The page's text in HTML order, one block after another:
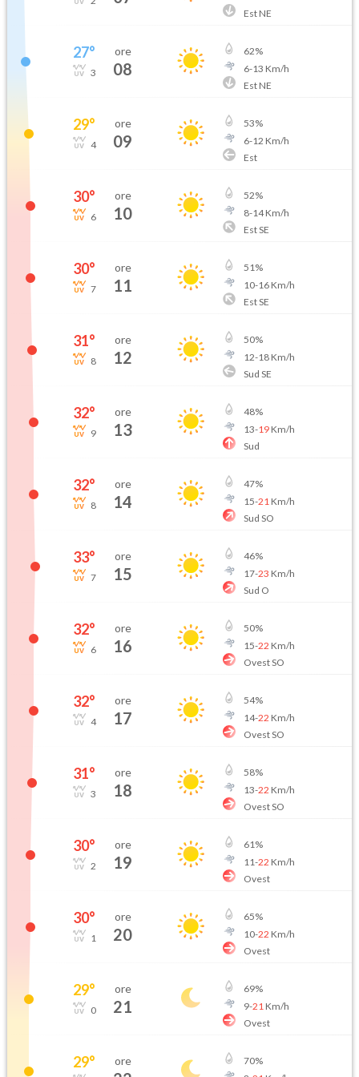
Est NE
27°
3
ore
08
62%
6-13 Km/h
Est NE
29°
4
ore
09
53%
6-12 Km/h
Est
30°
6
ore
10
52%
8-14Km/h
Est SE
30°
7
ore
11
51%
10-16Km/h
Est SE
31°
8
ore
12
50%
12-18Km/h
Sud SE
32°
9
ore
13
48%
13-19Km/h
Sud
32°
8
ore
14
47%
15-21 Km/h
Sud SO
33°
7
ore
15
46%
17-23 Km/h
Sud O
32°
6
ore
16
50%
15-22 Km/h
Ovest SO
32°
4
ore
17
54%
14-22 Km/h
Ovest SO
31°
3
ore
18
58%
13-22 Km/h
Ovest SO
30°
2
ore
19
61%
11-22 Km/h
Ovest
30°
1
ore
20
65%
10-22 Km/h
Ovest
29°
0
ore
21
69%
9-21 Km/h
Ovest
29° ore 70%